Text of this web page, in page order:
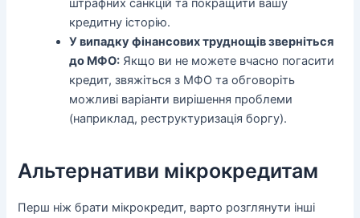
штрафних санкцій та покращити вашу
кредитну історію.
У випадку фінансових труднощів зверніться
до МФО: Якщо ви не можете вчасно погасити
кредит, звяжіться з МФО та обговоріть
можливі варіанти вирішення проблеми
(наприклад, реструктуризація боргу).
Альтернативи мікрокредитам
Перш ніж брати мікрокредит, варто розглянути інші